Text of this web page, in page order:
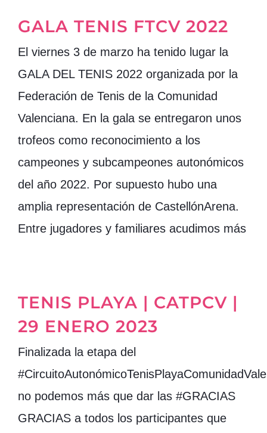
GALA TENIS FTCV 2022
El viernes 3 de marzo ha tenido lugar la
GALA DEL TENIS 2022 organizada por la
Federación de Tenis de la Comunidad
Valenciana. En la gala se entregaron unos
trofeos como reconocimiento a los
campeones y subcampeones autonómicos
del año 2022. Por supuesto hubo una
amplia representación de CastellónArena.
Entre jugadores y familiares acudimos más
TENIS PLAYA | CATPCV |
29 ENERO 2023
Finalizada la etapa del
no podemos más que dar las #GRACIAS
GRACIAS a todos los participantes que